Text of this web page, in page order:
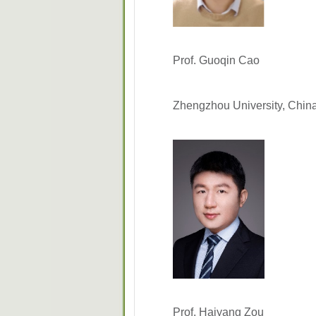
Prof. Guoqin Cao
Zhengzhou University,
Prof. Haiyang Zou